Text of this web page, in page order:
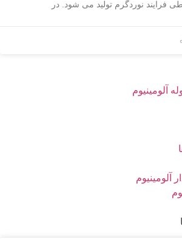
فرایند نوردگرم تولید می شود. در
آلومینیوم
آلومینیوم